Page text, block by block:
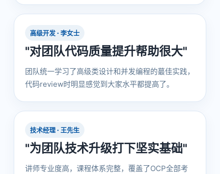
高级开发 · 李女士
"对团队代码质量提升帮助很大"
团队统一学习了高级类设计和并发编程的蕞佳实践，
代码review时明显感觉到大家水平都提高了。
技术经理 · 王先生
"为团队技术升级打下坚实基础"
讲师专业度高，课程体系完整，覆盖了OCP全部考